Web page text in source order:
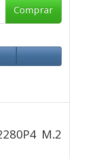
Comprar
M.2